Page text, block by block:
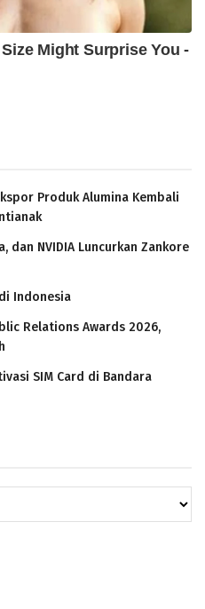
Produk Alumina Kembali
dan NVIDIA Luncurkan Zankore
Indonesia
Relations Awards 2026,
SIM Card di Bandara